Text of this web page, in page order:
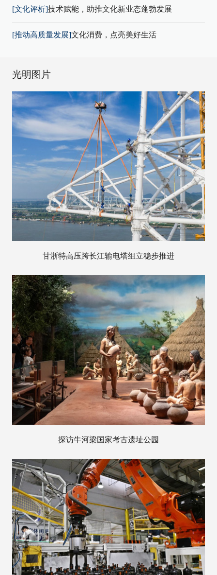
[文化评析]技术赋能，助推文化新业态蓬勃发展
[推动高质量发展]文化消费，点亮美好生活
光明图片
甘浙特高压跨长江输电塔组立稳步推进
探访牛河梁国家考古遗址公园